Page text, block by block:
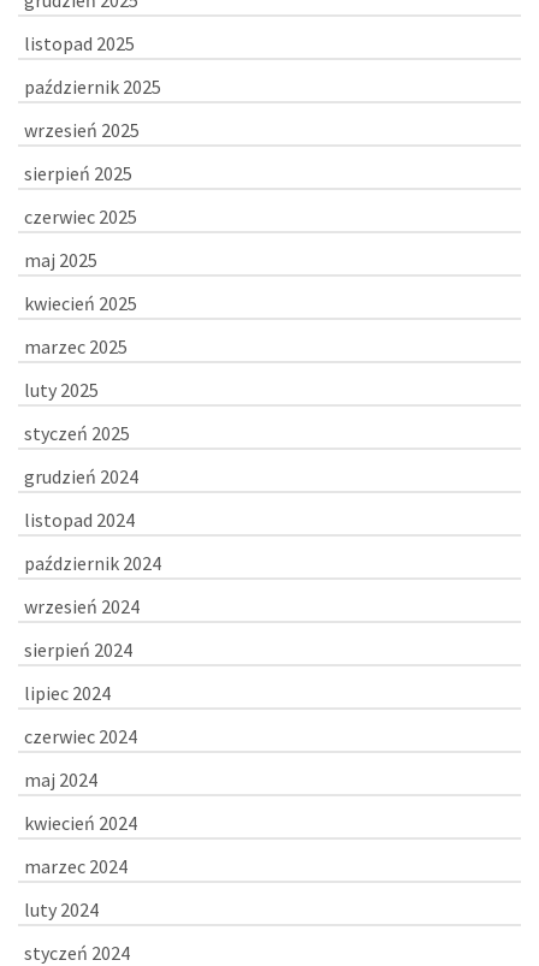
listopad 2025
październik 2025
wrzesień 2025
sierpień 2025
czerwiec 2025
maj 2025
kwiecień 2025
marzec 2025
luty 2025
styczeń 2025
grudzień 2024
listopad 2024
październik 2024
wrzesień 2024
sierpień 2024
lipiec 2024
czerwiec 2024
maj 2024
kwiecień 2024
marzec 2024
luty 2024
styczeń 2024